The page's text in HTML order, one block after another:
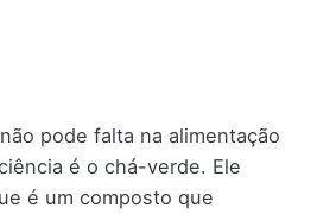
pode falta na alimentação
é o chá-verde. Ele
é um composto que